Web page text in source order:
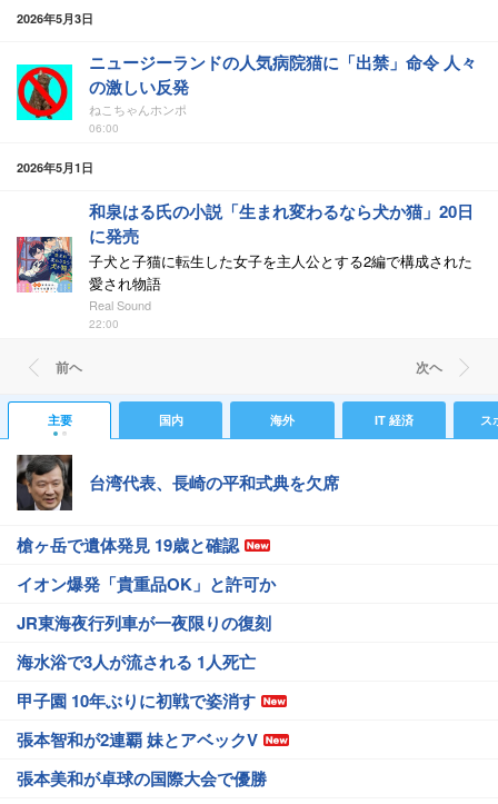
2026年5月3日
ニュージーランドの人気病院猫に「出禁」命令 人々
の激しい反発
ねこちゃんホンポ
06:00
2026年5月1日
和泉はる氏の小説「生まれ変わるなら犬か猫」20日
に発売
子犬と子猫に転生した女子を主人公とする2編で構成された
愛され物語
Real Sound
22:00
前ヘ 次ヘ
主要 国内 海外 IT 経済 ス
台湾代表、長崎の平和式典を欠席
槍ヶ岳で遺体発見 19歳と確認
イオン爆発「貴重品OK」と許可か
JR東海夜行列車が一夜限りの復刻
海水浴で3人が流される 1人死亡
甲子園 10年ぶりに初戦で姿消す
張本智和が2連覇 妹とアベックV
張本美和が卓球の国際大会で優勝